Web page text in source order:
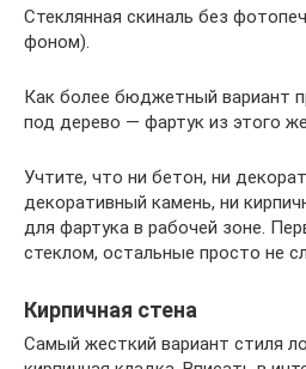
Стеклянная скиналь без
фоном).
Как более бюджетный вариант
под дерево — фартук из этого
Учтите, что ни бетон, ни
декоративный камень, ни
для фартука в рабочей зоне.
стеклом, остальные просто не
Кирпичная стена
Самый жесткий вариант стиля